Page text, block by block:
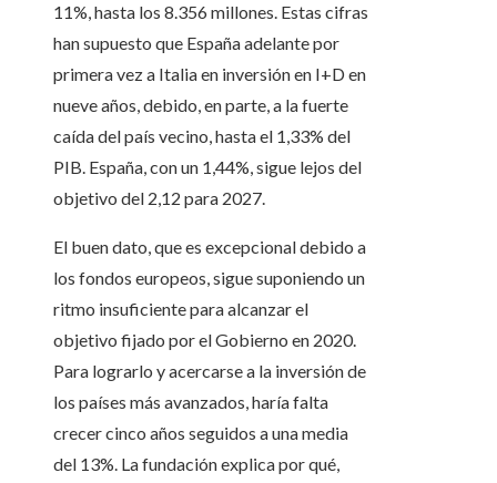
11%, hasta los 8.356 millones. Estas cifras
han supuesto que España adelante por
primera vez a Italia en inversión en I+D en
nueve años, debido, en parte, a la fuerte
caída del país vecino, hasta el 1,33% del
PIB. España, con un 1,44%, sigue lejos del
objetivo del 2,12 para 2027.
El buen dato, que es excepcional debido a
los fondos europeos, sigue suponiendo un
ritmo insuficiente para alcanzar el
objetivo fijado por el Gobierno en 2020.
Para lograrlo y acercarse a la inversión de
los países más avanzados, haría falta
crecer cinco años seguidos a una media
del 13%. La fundación explica por qué,